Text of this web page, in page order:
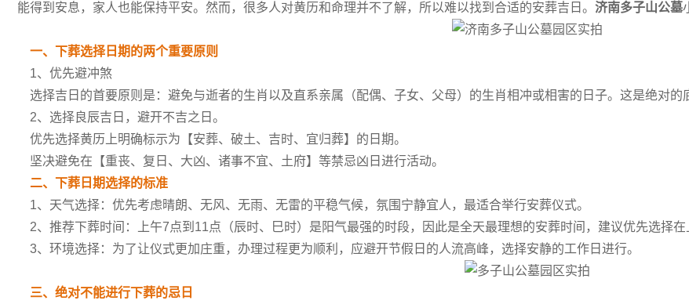
能得到安息，家人也能保持平安。然而，很多人对黄历和命理并不了解，所以难以找到合适的安葬吉日。 济南多子山公墓
一、下葬选择日期的两个重要原则
1、优先避冲煞
选择吉日的首要原则是：避免与逝者的生肖以及直系亲属（配偶、子女、父母）的生肖相冲或相害的日子。这是绝对的
2、选择良辰吉日，避开不吉之日。
优先选择黄历上明确标示为【安葬、破土、吉时、宜归葬】的日期。
坚决避免在【重丧、复日、大凶、诸事不宜、土府】等禁忌凶日进行活动。
二、下葬日期选择的标准
1、天气选择：优先考虑晴朗、无风、无雨、无雷的平稳气候，氛围宁静宜人，最适合举行安葬仪式。
2、推荐下葬时间：上午7点到11点（辰时、巳时）是阳气最强的时段，因此是全天最理想的安葬时间，建议优先选择在
3、环境选择：为了让仪式更加庄重，办理过程更为顺利，应避开节假日的人流高峰，选择安静的工作日进行。
三、绝对不能进行下葬的忌日